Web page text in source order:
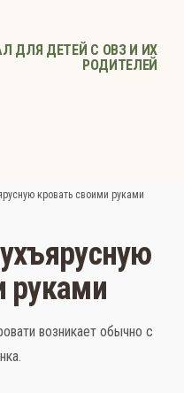
ДЛЯ ДЕТЕЙ С ОВЗ И ИХ
РОДИТЕЛЕЙ
кровать своими руками
руками
возникает обычно с